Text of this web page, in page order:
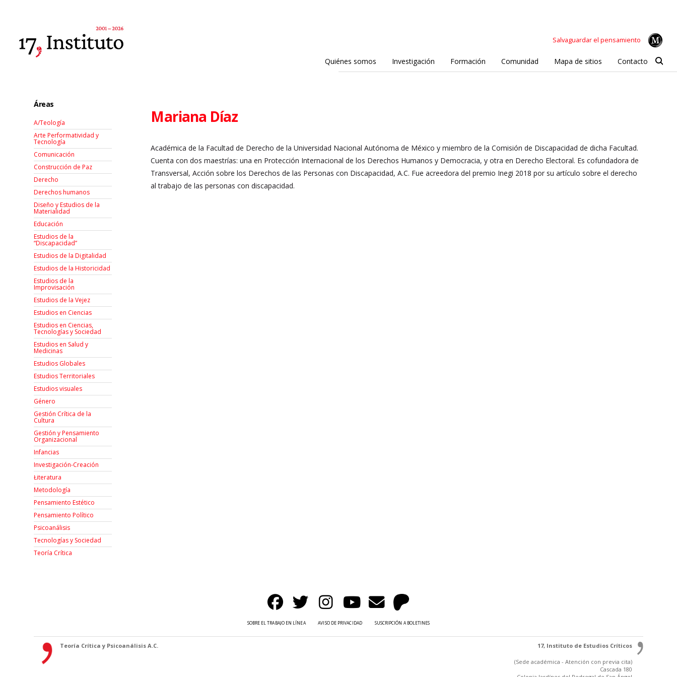
Salvaguardar el pensamiento
Quiénes somos Investigación Formación Comunidad Mapa de sitios Contacto
Mariana Díaz
Académica de la Facultad de Derecho de la Universidad Nacional Autónoma de México y miembro de la Comisión de Discapacidad de dicha Facultad.
Cuenta con dos maestrías: una en Protección Internacional de los Derechos Humanos y Democracia, y otra en Derecho Electoral. Es cofundadora de
Transversal, Acción sobre los Derechos de las Personas con Discapacidad, A.C. Fue acreedora del premio Inegi 2018 por su artículo sobre el derecho
al trabajo de las personas con discapacidad.
Áreas
A/Teología
Arte Performatividad y
Tecnología
Comunicación
Construcción de Paz
Derecho
Derechos humanos
Diseño y Estudios de la
Materialidad
Educación
Estudios de la
“Discapacidad”
Estudios de la Digitalidad
Estudios de la Historicidad
Estudios de la
Improvisación
Estudios de la Vejez
Estudios en Ciencias
Estudios en Ciencias,
Tecnologías y Sociedad
Estudios en Salud y
Medicinas
Estudios Globales
Estudios Territoriales
Estudios visuales
Género
Gestión Crítica de la
Cultura
Gestión y Pensamiento
Organizacional
Infancias
Investigación-Creación
Łiteratura
Metodología
Pensamiento Estético
Pensamiento Político
Psicoanálisis
Tecnologías y Sociedad
Teoría Crítica
SOBRE EL TRABAJO EN LÍNEA AVISO DE PRIVACIDAD SUSCRIPCIÓN A BOLETINES
Teoría Crítica y Psicoanálisis A.C. 17, Instituto de Estudios Críticos
(Sede académica - Atención con previa cita)
Cascada 180